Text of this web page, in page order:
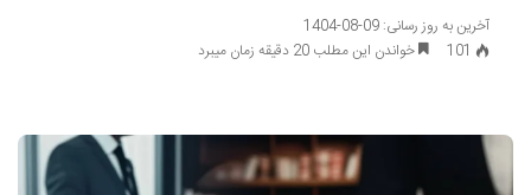
آخرین به روز رسانی: 09-08-1404
101
خواندن این مطلب 20 دقیقه زمان میبرد